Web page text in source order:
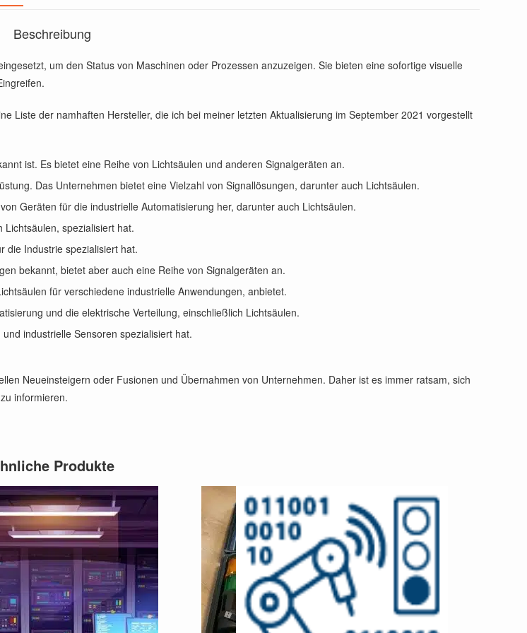
Beschreibung
um den Status von Maschinen oder Prozessen anzuzeigen. Sie bieten eine sofortige visuelle
Liste der namhaften Hersteller, die ich bei meiner letzten Aktualisierung im September 2021 vorgestellt
ist. Es bietet eine Reihe von Lichtsäulen und anderen Signalgeräten an.
Das Unternehmen bietet eine Vielzahl von Signallösungen, darunter auch Lichtsäulen.
Geräten für die industrielle Automatisierung her, darunter auch Lichtsäulen.
spezialisiert hat.
die Industrie spezialisiert hat.
bekannt, bietet aber auch eine Reihe von Signalgeräten an.
für verschiedene industrielle Anwendungen, anbietet.
und die elektrische Verteilung, einschließlich Lichtsäulen.
industrielle Sensoren spezialisiert hat.
Neueinsteigern oder Fusionen und Übernahmen von Unternehmen. Daher ist es immer ratsam, sich
informieren.
Produkte